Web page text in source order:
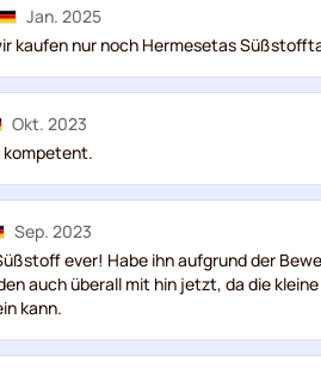
Jan. 2025
kaufen nur noch Hermesetas
Okt. 2023
kompetent.
Sep. 2023
ever! Habe ihn aufgrund der
auch überall mit hin jetzt, da die
kann.